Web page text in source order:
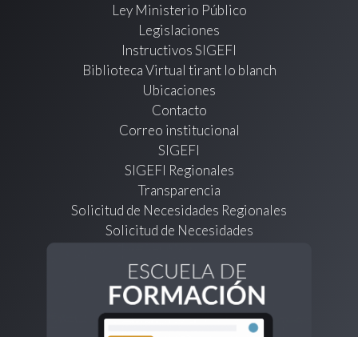
Ley Ministerio Público
Legislaciones
Instructivos SIGEFI
Biblioteca Virtual tirant lo blanch
Ubicaciones
Contacto
Correo institucional
SIGEFI
SIGEFI Regionales
Transparencia
Solicitud de Necesidades Regionales
Solicitud de Necesidades